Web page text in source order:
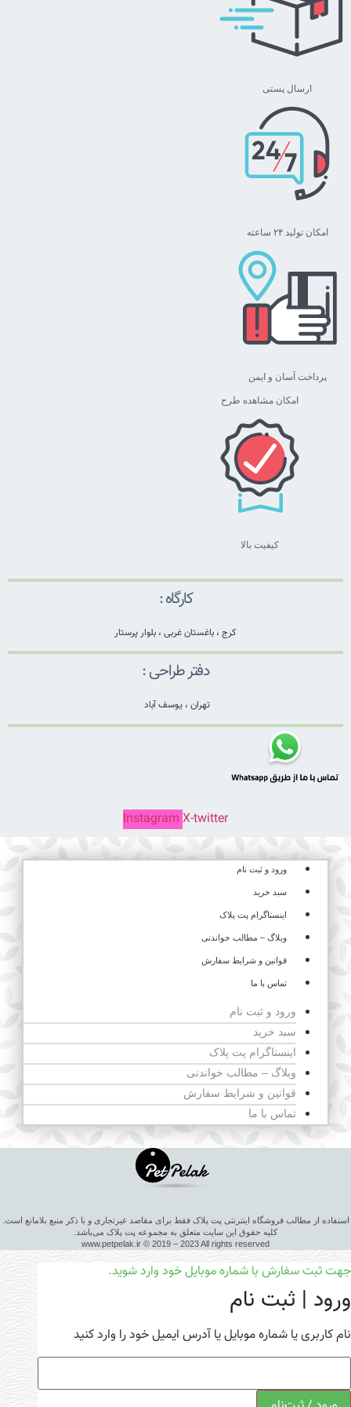
ارسال پستی
امکان تولید ۲۴ ساعته
پرداخت آسان و ایمن
امکان مشاهده طرح
کیفیت بالا
کارگاه :
کرج ، باغستان غربی ، بلوار پرستار
دفتر طراحی :
تهران ، یوسف آباد
Instagram X-twitter
ورود و ثبت نام
سبد خرید
اینستاگرام پت پلاک
وبلاگ – مطالب خواندنی
قوانین و شرایط سفارش
تماس با ما
ورود و ثبت نام
سبد خرید
اینستاگرام پت پلاک
وبلاگ – مطالب خواندنی
قوانین و شرایط سفارش
تماس با ما
استفاده از مطالب فروشگاه اینترنتی پت پلاک فقط برای مقاصد غیرتجاری و با ذکر منبع بلامانع است.
کلیه حقوق این سایت متعلق به مجموعه پت پلاک می‌باشد.
www.petpelak.ir © 2019 – 2023 All rights reserved
جهت ثبت سفارش با شماره موبایل خود وارد شوید.
ورود | ثبت نام
نام کاربری یا شماره موبایل یا آدرس ایمیل خود را وارد کنید